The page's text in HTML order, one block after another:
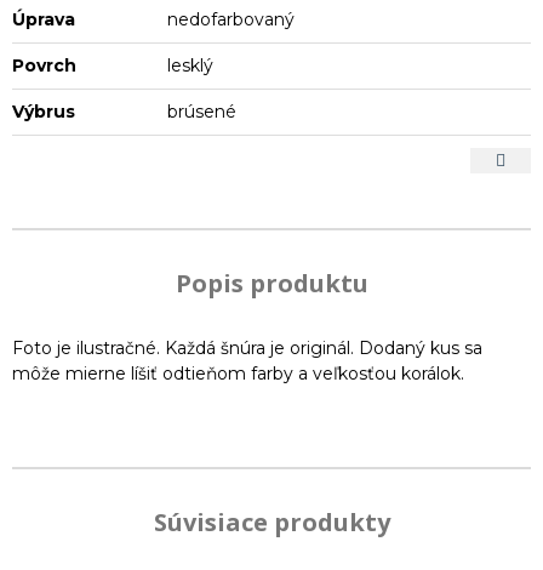
Úprava nedofarbovaný
Povrch lesklý
Výbrus brúsené
Popis produktu
Foto je ilustračné. Každá šnúra je originál. Dodaný kus sa
môže mierne líšiť odtieňom farby a veľkosťou korálok.
Súvisiace produkty